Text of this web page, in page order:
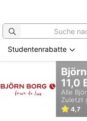
springen
Studentenrabatte
11,0
Alle
Zuletzt
4,7